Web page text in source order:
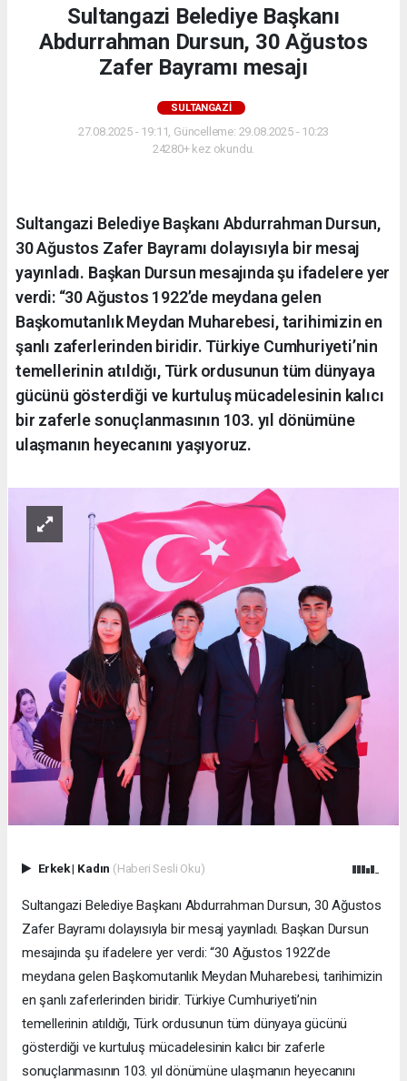
Sultangazi Belediye Başkanı
Abdurrahman Dursun, 30 Ağustos
Zafer Bayramı mesajı
SULTANGAZI
27.08.2025 - 19:11, Güncelleme: 29.08.2025 - 10:23
24280+ kez okundu.
Sultangazi Belediye Başkanı Abdurrahman Dursun,
30 Ağustos Zafer Bayramı dolayısıyla bir mesaj
yayınladı. Başkan Dursun mesajında şu ifadelere yer
verdi: “30 Ağustos 1922’de meydana gelen
Başkomutanlık Meydan Muharebesi, tarihimizin en
şanlı zaferlerinden biridir. Türkiye Cumhuriyeti’nin
temellerinin atıldığı, Türk ordusunun tüm dünyaya
gücünü gösterdiği ve kurtuluş mücadelesinin kalıcı
bir zaferle sonuçlanmasının 103. yıl dönümüne
ulaşmanın heyecanını yaşıyoruz.
Erkek| Kadın (Haberi Sesli Oku)
Sultangazi Belediye Başkanı Abdurrahman Dursun, 30 Ağustos
Zafer Bayramı dolayısıyla bir mesaj yayınladı. Başkan Dursun
mesajında şu ifadelere yer verdi: “30 Ağustos 1922’de
meydana gelen Başkomutanlık Meydan Muharebesi, tarihimizin
en şanlı zaferlerinden biridir. Türkiye Cumhuriyeti’nin
temellerinin atıldığı, Türk ordusunun tüm dünyaya gücünü
gösterdiği ve kurtuluş mücadelesinin kalıcı bir zaferle
sonuçlanmasının 103. yıl dönümüne ulaşmanın heyecanını